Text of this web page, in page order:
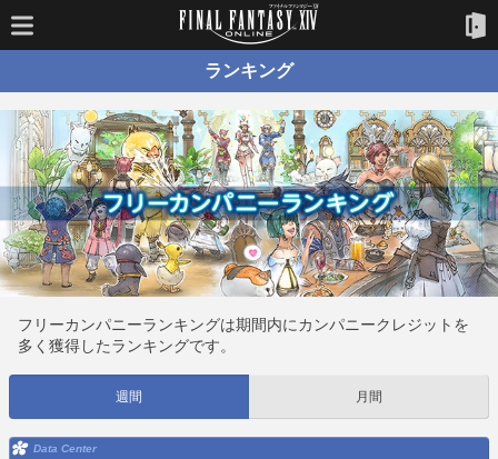
ランキング
フリーカンパニーランキングは期間内にカンパニークレジットを
多く獲得したランキングです。
週間 月間
Data Center